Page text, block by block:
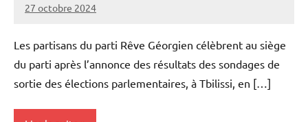
27 octobre 2024
Admins
Les partisans du parti Rêve Géorgien célèbrent au siège
du parti après l’annonce des résultats des sondages de
sortie des élections parlementaires, à Tbilissi, en […]